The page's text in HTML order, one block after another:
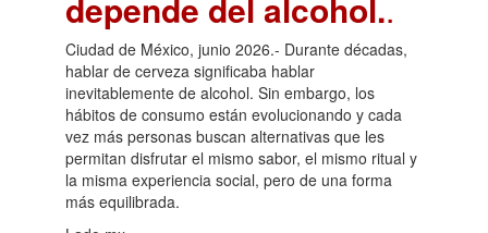
Ciudad de México, junio 2026.- Durante décadas,
hablar de cerveza significaba hablar
inevitablemente de alcohol. Sin embargo, los
hábitos de consumo están evolucionando y cada
vez más personas buscan alternativas que les
permitan disfrutar el mismo sabor, el mismo ritual y
la misma experiencia social, pero de una forma
más equilibrada.